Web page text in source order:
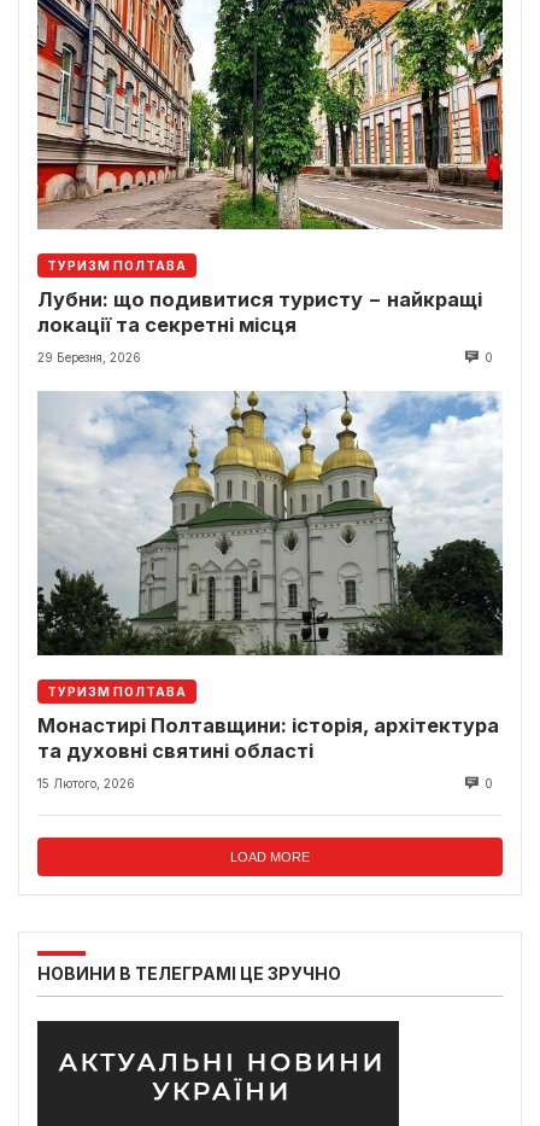
ТУРИЗМ ПОЛТАВА
Лубни: що подивитися туристу − найкращі
локації та секретні місця
29 Березня, 2026 0
ТУРИЗМ ПОЛТАВА
Монастирі Полтавщини: історія, архітектура
та духовні святині області
15 Лютого, 2026 0
LOAD MORE
НОВИНИ В ТЕЛЕГРАМІ ЦЕ ЗРУЧНО